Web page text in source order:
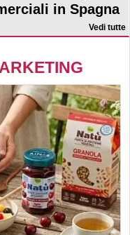
in Spagna
Vedi tutte